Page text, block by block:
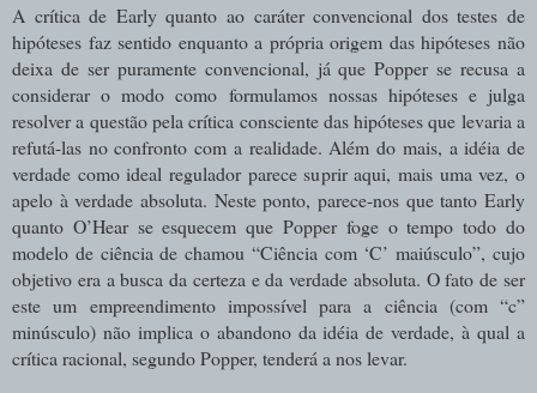
A crítica de Early quanto ao caráter convencional dos testes de
hipóteses faz sentido enquanto a própria origem das hipóteses não
deixa de ser puramente convencional, já que Popper se recusa a
considerar o modo como formulamos nossas hipóteses e julga
resolver a questão pela crítica consciente das hipóteses que levaria a
refutá-las no confronto com a realidade. Além do mais, a idéia de
verdade como ideal regulador parece suprir aqui, mais uma vez, o
apelo à verdade absoluta. Neste ponto, parece-nos que tanto Early
quanto O’Hear se esquecem que Popper foge o tempo todo do
modelo de ciência de chamou “Ciência com ‘C’ maiúsculo”, cujo
objetivo era a busca da certeza e da verdade absoluta. O fato de ser
este um empreendimento impossível para a ciência (com “c”
minúsculo) não implica o abandono da idéia de verdade, à qual a
crítica racional, segundo Popper, tenderá a nos levar.